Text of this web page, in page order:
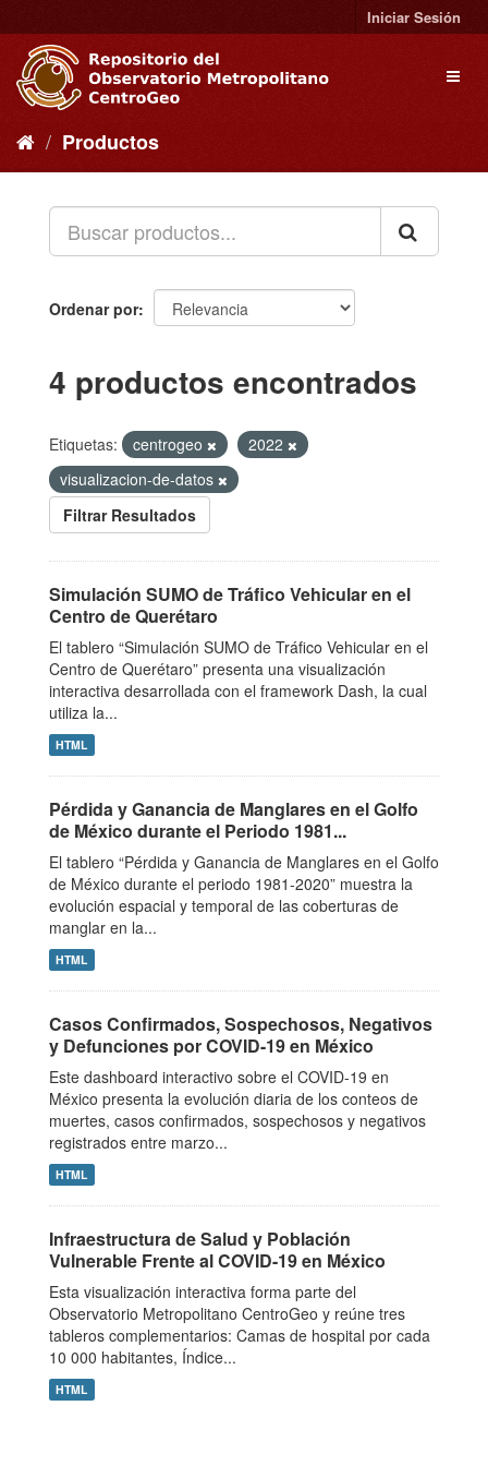
al
contenido
Iniciar Sesión
Productos
Ordenar por
4 productos encontrados
Etiquetas: centrogeo
2022
visualizacion-de-datos
Filtrar Resultados
Simulación SUMO de Tráfico Vehicular en el
Centro de Querétaro
El tablero “Simulación SUMO de Tráfico Vehicular en el
Centro de Querétaro” presenta una visualización
interactiva desarrollada con el framework Dash, la cual
utiliza la...
HTML
Pérdida y Ganancia de Manglares en el Golfo
de México durante el Periodo 1981...
El tablero “Pérdida y Ganancia de Manglares en el Golfo
de México durante el periodo 1981-2020” muestra la
evolución espacial y temporal de las coberturas de
manglar en la...
HTML
Casos Confirmados, Sospechosos, Negativos
y Defunciones por COVID-19 en México
Este dashboard interactivo sobre el COVID-19 en
México presenta la evolución diaria de los conteos de
muertes, casos confirmados, sospechosos y negativos
registrados entre marzo...
HTML
Infraestructura de Salud y Población
Vulnerable Frente al COVID-19 en México
Esta visualización interactiva forma parte del
Observatorio Metropolitano CentroGeo y reúne tres
tableros complementarios: Camas de hospital por cada
10 000 habitantes, Índice...
HTML